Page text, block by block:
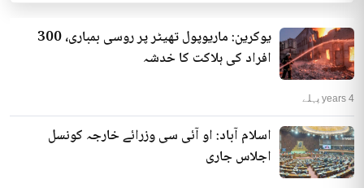
یوکرین: ماریوپول تھیٹر پر روسی بمباری، 300
افراد کی ہلاکت کا خدشہ
4 years پہلے
اسلام آباد: او آئی سی وزرائے خارجہ کونسل
اجلاس جاری